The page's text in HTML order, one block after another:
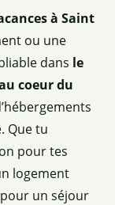
à Saint
ou une
dans le
coeur du
Que tu
pour tes
logement
un séjour